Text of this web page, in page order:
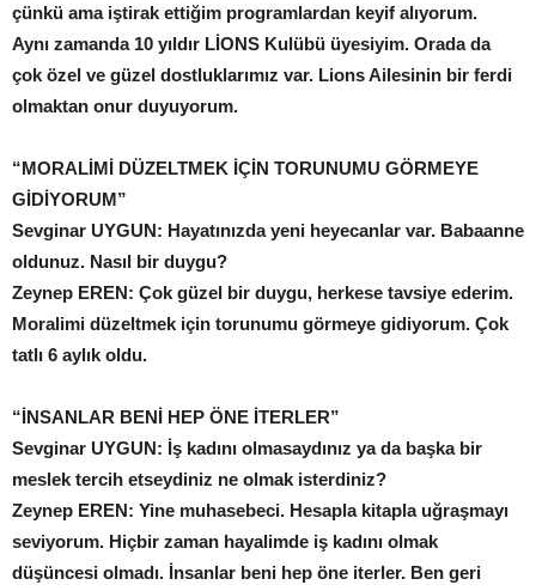
çünkü ama iştirak ettiğim programlardan keyif alıyorum.
Aynı zamanda 10 yıldır LİONS Kulübü üyesiyim. Orada da
çok özel ve güzel dostluklarımız var. Lions Ailesinin bir ferdi
olmaktan onur duyuyorum.
“MORALİMİ DÜZELTMEK İÇİN TORUNUMU GÖRMEYE
GİDİYORUM”
Sevginar UYGUN: Hayatınızda yeni heyecanlar var. Babaanne
oldunuz. Nasıl bir duygu?
Zeynep EREN: Çok güzel bir duygu, herkese tavsiye ederim.
Moralimi düzeltmek için torunumu görmeye gidiyorum. Çok
tatlı 6 aylık oldu.
“İNSANLAR BENİ HEP ÖNE İTERLER”
Sevginar UYGUN: İş kadını olmasaydınız ya da başka bir
meslek tercih etseydiniz ne olmak isterdiniz?
Zeynep EREN: Yine muhasebeci. Hesapla kitapla uğraşmayı
seviyorum. Hiçbir zaman hayalimde iş kadını olmak
düşüncesi olmadı. İnsanlar beni hep öne iterler. Ben geri